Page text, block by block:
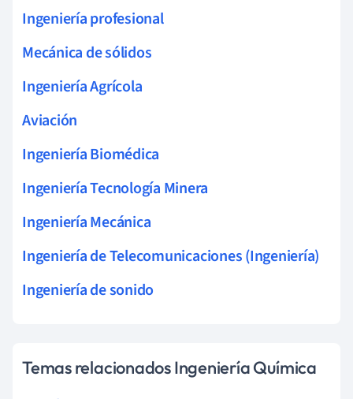
Ingeniería profesional
Mecánica de sólidos
Ingeniería Agrícola
Aviación
Ingeniería Biomédica
Ingeniería Tecnología Minera
Ingeniería Mecánica
Ingeniería de Telecomunicaciones (Ingeniería)
Ingeniería de sonido
Temas relacionados Ingeniería Química